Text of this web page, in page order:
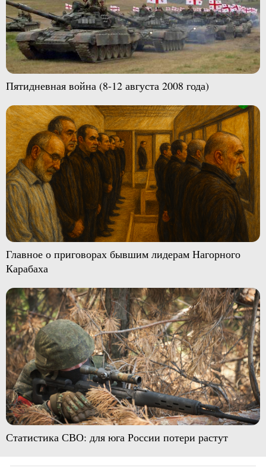
Пятидневная война (8-12 августа 2008 года)
Главное о приговорах бывшим лидерам Нагорного
Карабаха
Статистика СВО: для юга России потери растут